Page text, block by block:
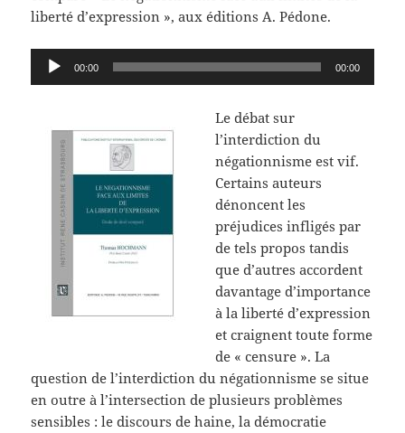
liberté d’expression », aux éditions A. Pédone.
Lecteur
audio
00:00 00:00
Le débat sur
l’interdiction du
négationnisme est vif.
Certains auteurs
dénoncent les
préjudices infligés par
de tels propos tandis
que d’autres accordent
davantage d’importance
à la liberté d’expression
et craignent toute forme
de « censure ». La
question de l’interdiction du négationnisme se situe
en outre à l’intersection de plusieurs problèmes
sensibles : le discours de haine, la démocratie